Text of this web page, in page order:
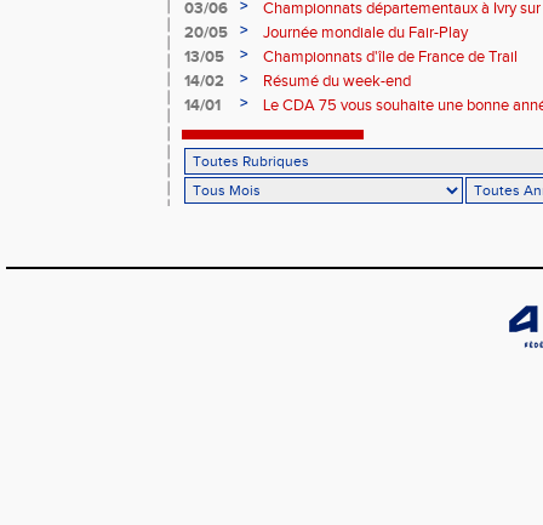
03/06
>
Championnats départementaux à Ivry
20/05
>
Journée mondiale du Fair-Play
13/05
>
Championnats d'île de France de Trail
14/02
>
Résumé du week-end
14/01
> Le CDA 75 vous souhaite une bonne